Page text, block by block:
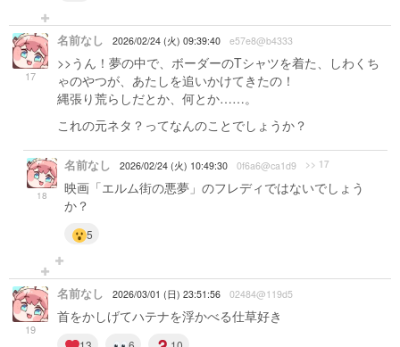
17
名前なし 2026/02/24 (火) 09:39:40 e57e8@b4333
>>うん！夢の中で、ボーダーのTシャツを着た、しわくち
ゃのやつが、あたしを追いかけてきたの！
縄張り荒らしだとか、何とか……。
これの元ネタ？ってなんのことでしょうか？
18
名前なし 2026/02/24 (火) 10:49:30 0f6a6@ca1d9 >> 17
映画「エルム街の悪夢」のフレディではないでしょう
か？
5
19
名前なし 2026/03/01 (日) 23:51:56 02484@119d5
首をかしげてハテナを浮かべる仕草好き